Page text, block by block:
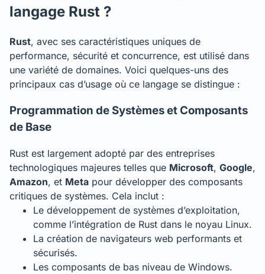
langage Rust ?
Rust, avec ses caractéristiques uniques de
performance, sécurité et concurrence, est utilisé dans
une variété de domaines. Voici quelques-uns des
principaux cas d’usage où ce langage se distingue :
Programmation de Systèmes et Composants
de Base
Rust est largement adopté par des entreprises
technologiques majeures telles que Microsoft, Google,
Amazon, et Meta pour développer des composants
critiques de systèmes. Cela inclut :
Le développement de systèmes d’exploitation,
comme l’intégration de Rust dans le noyau Linux.
La création de navigateurs web performants et
sécurisés.
Les composants de bas niveau de Windows.